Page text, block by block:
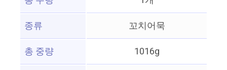
종류
꼬치어묵
총 중량
1016g